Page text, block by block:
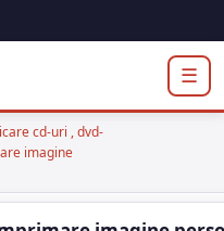
☰
cd-uri , dvd-
imagine